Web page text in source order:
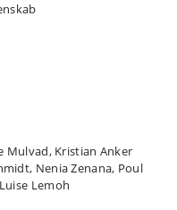
Mulvad, Kristian Anker
Nenia Zenana, Poul
Lemoh